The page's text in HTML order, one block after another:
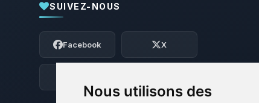
Nous utilisons des
SUIVEZ-NOUS
Facebook X
Youpi, enfin quelqu’un pour me parler !
Moi c’est Choupy, ton petit assistant
BoxToPlay. Dis-moi ce dont tu as besoin
et je vais remuer mes petits circuits
06/08/2026 à 21:57